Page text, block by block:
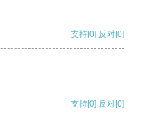
支持[0] 反对[0]
支持[0] 反对[0]